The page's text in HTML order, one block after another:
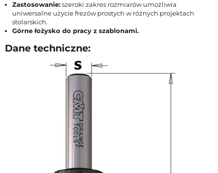
Zastosowanie:szeroki zakres rozmiarów umożliwia
uniwersalne użycie frezów prostych w różnych projektach
stolarskich.
Górne łożysko do pracy z szablonami.
Dane techniczne: